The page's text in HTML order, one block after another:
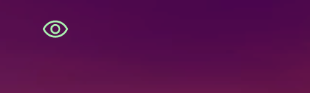
Skip
navigation